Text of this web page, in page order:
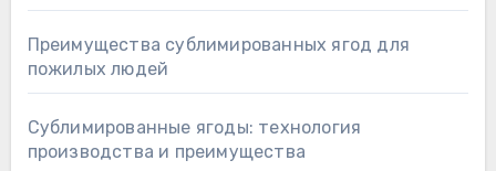
Преимущества сублимированных ягод для
пожилых людей
Сублимированные ягоды: технология
производства и преимущества